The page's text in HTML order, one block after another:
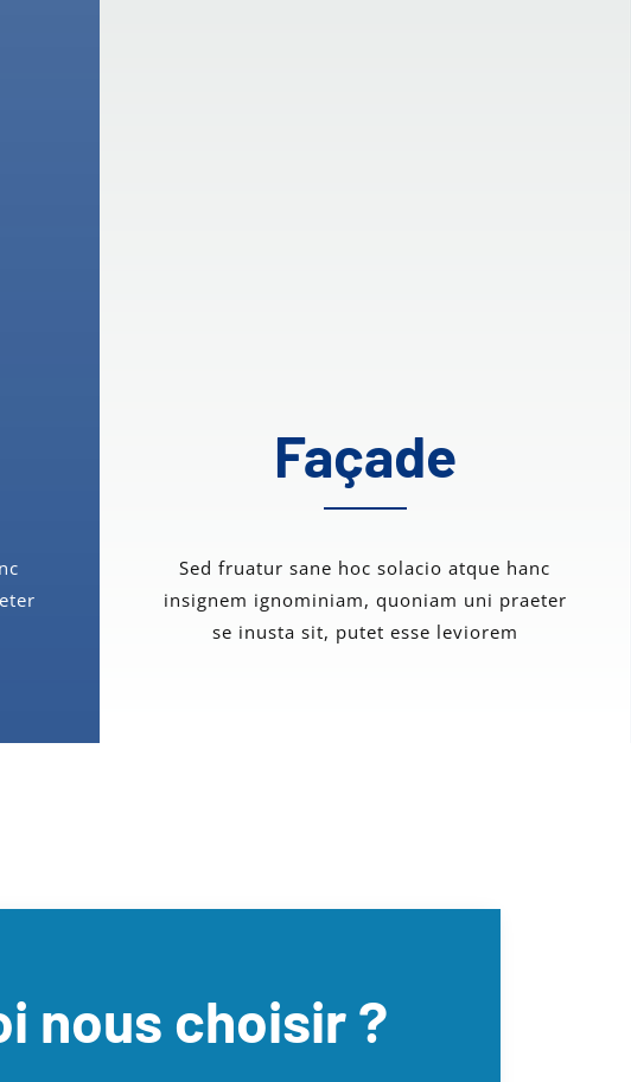
Façade
Sed fruatur sane hoc solacio atque hanc
insignem ignominiam, quoniam uni praeter
se inusta sit, putet esse leviorem
nous choisir ?